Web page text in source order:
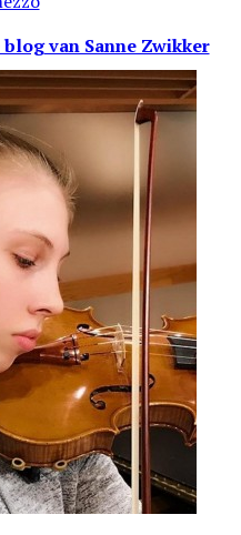
blogvan Sanne Zwikker